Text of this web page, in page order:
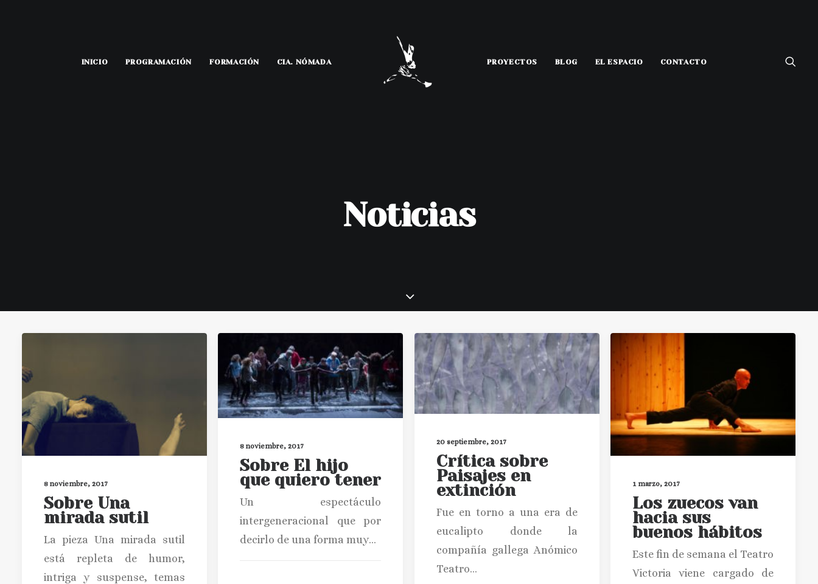
INICIO PROGRAMACIÓN FORMACIÓN CIA. NÓMADA PROYECTOS BLOG EL ESPACIO CONTACTO
Noticias
8 noviembre, 2017
Sobre Una
mirada sutil
La pieza Una mirada sutil
está repleta de humor,
intriga y suspense, temas
8 noviembre, 2017
Sobre El hijo
que quiero tener
Un espectáculo
intergeneracional que por
decirlo de una forma muy…
20 septiembre, 2017
Crítica sobre
Paisajes en
extinción
Fue en torno a una era de
eucalipto donde la
compañía gallega Anómico
Teatro…
1 marzo, 2017
Los zuecos van
hacia sus
buenos hábitos
Este fin de semana el Teatro
Victoria viene cargado de